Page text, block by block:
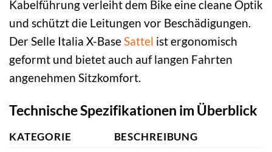
Kabelführung verleiht dem Bike eine cleane Optik
und schützt die Leitungen vor Beschädigungen.
Der Selle Italia X-Base Sattel ist ergonomisch
geformt und bietet auch auf langen Fahrten
angenehmen Sitzkomfort.
Technische Spezifikationen im Überblick
KATEGORIE BESCHREIBUNG